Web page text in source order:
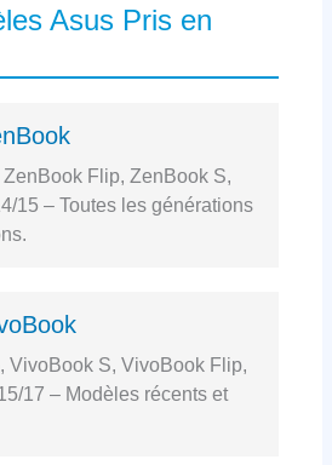
Asus Pris en
Flip, ZenBook S,
15 – Toutes les générations
VivoBook S, VivoBook Flip,
17 – Modèles récents et